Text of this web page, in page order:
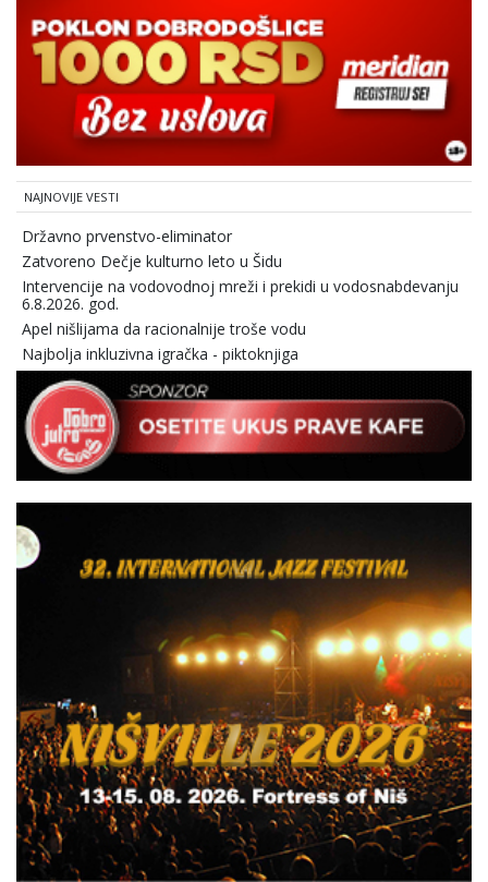
NAJNOVIJE VESTI
Državno prvenstvo-eliminator
Zatvoreno Dečje kulturno leto u Šidu
Intervencije na vodovodnoj mreži i prekidi u vodosnabdevanju
6.8.2026. god.
Apel nišlijama da racionalnije troše vodu
Najbolja inkluzivna igračka - piktoknjiga